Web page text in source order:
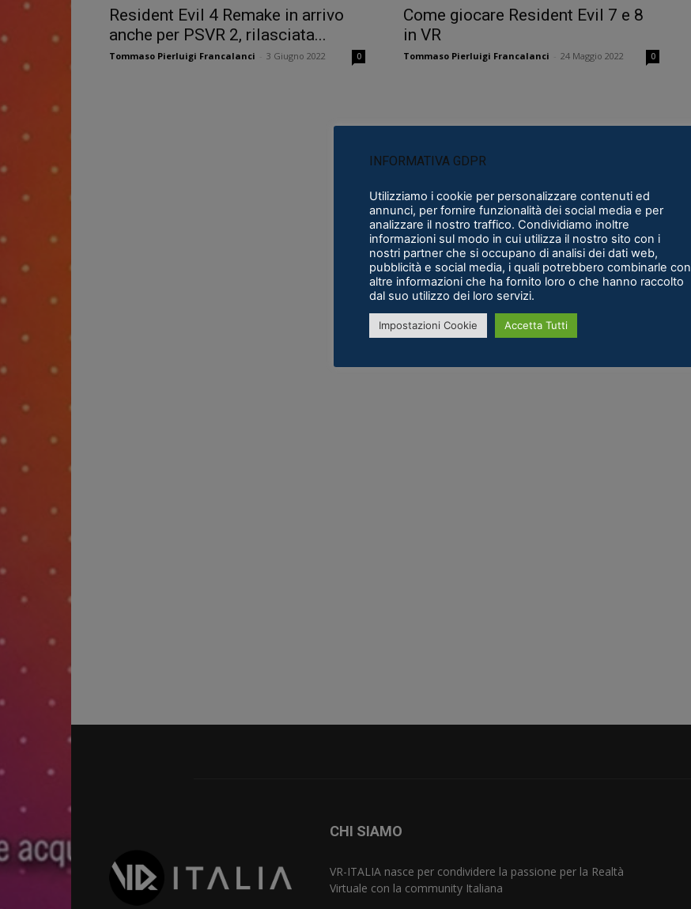
Resident Evil 4 Remake in arrivo
anche per PSVR 2, rilasciata...
Tommaso Pierluigi Francalanci 3 Giugno 2022 0
Come giocare Resident Evil 7 e 8
in VR
Tommaso Pierluigi Francalanci 24 Maggio 2022 0
CHI SIAMO
VR-ITALIA nasce per condividere la passione per la Realtà
Virtuale con la community Italiana
INFORMATIVA GDPR
Utilizziamo i cookie per personalizzare contenuti ed
annunci, per fornire funzionalità dei social media e per
analizzare il nostro traffico. Condividiamo inoltre
informazioni sul modo in cui utilizza il nostro sito con i
nostri partner che si occupano di analisi dei dati web,
pubblicità e social media, i quali potrebbero combinarle con
altre informazioni che ha fornito loro o che hanno raccolto
dal suo utilizzo dei loro servizi.
Impostazioni Cookie Accetta Tutti